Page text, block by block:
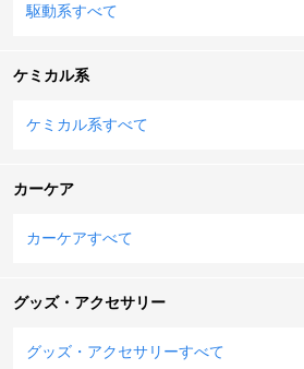
駆動系すべて
ケミカル系
ケミカル系すべて
カーケア
カーケアすべて
グッズ・アクセサリー
グッズ・アクセサリーすべて